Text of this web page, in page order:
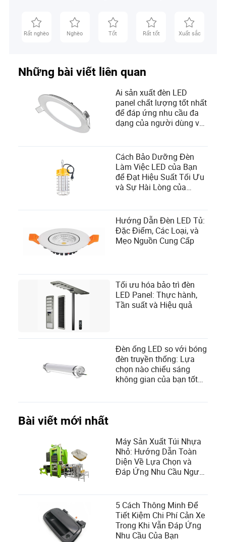
Rất nghèo Nghèo Tốt Rất tốt Xuất sắc
Những bài viết liên quan
Ai sản xuất đèn LED
panel chất lượng tốt nhất
để đáp ứng nhu cầu đa
dạng của người dùng và
Cách Bảo Dưỡng Đèn
Làm Việc LED của Bạn
để Đạt Hiệu Suất Tối Ưu
và Sự Hài Lòng của
Hướng Dẫn Đèn LED Tủ:
Đặc Điểm, Các Loại, và
Mẹo Nguồn Cung Cấp
Tối ưu hóa bảo trì đèn
LED Panel: Thực hành,
Tần suất và Hiệu quả
Đèn ống LED so với bóng
đèn truyền thống: Lựa
chọn nào chiếu sáng
không gian của bạn tốt
Bài viết mới nhất
Máy Sản Xuất Túi Nhựa
Nhỏ: Hướng Dẫn Toàn
Diện Về Lựa Chọn và
Đáp Ứng Nhu Cầu Người
5 Cách Thông Minh Để
Tiết Kiệm Chi Phí Cản Xe
Trong Khi Vẫn Đáp Ứng
Nhu Cầu Của Bạn